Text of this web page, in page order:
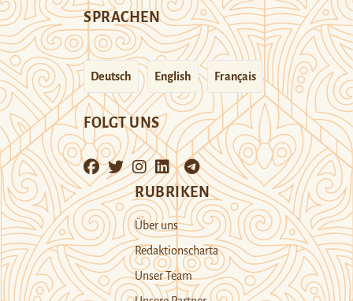
SPRACHEN
Deutsch English Français
FOLGT UNS
RUBRIKEN
Über uns
Redaktionscharta
Unser Team